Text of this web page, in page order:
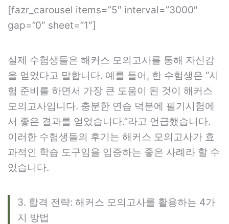
[fazr_carousel items=”5″ interval=”3000″
gap=”0″ sheet=”1″]
실제 수험생들은 해커스 모의고사를 통해 자신감
을 얻었다고 말합니다. 예를 들어, 한 수험생은 “시
험 준비를 하면서 가장 큰 도움이 된 것이 해커스
모의고사입니다. 충분한 연습 덕분에 필기시험에
서 좋은 결과를 얻었습니다.”라고 언급했습니다.
이러한 수험생들의 후기는 해커스 모의고사가 효
과적인 학습 도구임을 입증하는 좋은 사례라 할 수
있습니다.
3. 합격 전략: 해커스 모의고사를 활용하는 4가
지 방법